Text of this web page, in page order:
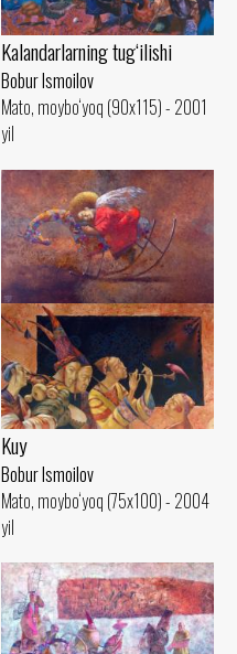
Kalandarlarning tug‘ilishi
Bobur Ismoilov
Mato, moybo‘yoq (90x115) - 2001
yil
Uyqu
Bobur Ismoilov
Mato, moybo‘yoq (60x80) - 2006
yil
Kuy
Bobur Ismoilov
Mato, moybo‘yoq (75x100) - 2004
yil